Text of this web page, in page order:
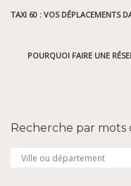
TAXI 60 : VOS DÉPLACEMENTS
POURQUOI FAIRE UNE
Recherche par mots